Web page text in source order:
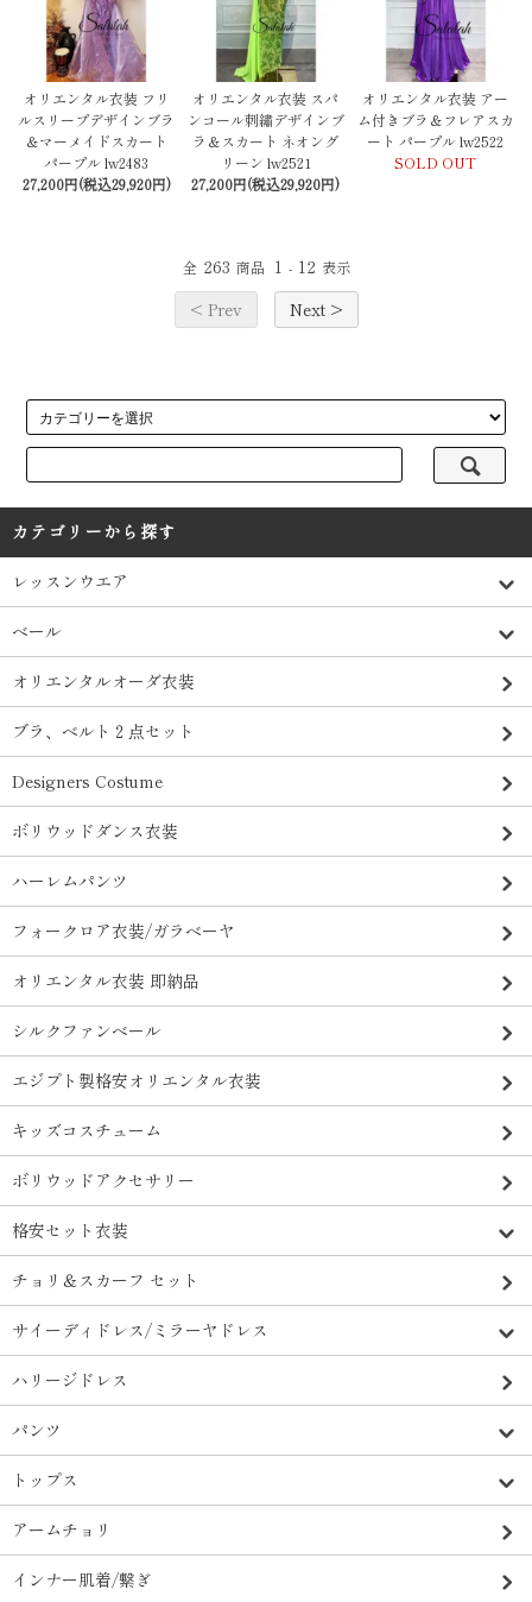
オリエンタル衣装 フリ
ルスリープデザインブラ
＆マーメイドスカート
パープル lw2483
27,200円(税込29,920円)
オリエンタル衣装 スパ
ンコール刺繡デザインブ
ラ＆スカート ネオング
リーン lw2521
27,200円(税込29,920円)
オリエンタル衣装 アー
ム付きブラ＆フレアスカ
ート パープル lw2522
SOLD OUT
全 263 商品 1 - 12 表示
< Prev Next >
カテゴリーから探す
レッスンウエア
ベール
オリエンタルオーダ衣装
ブラ、ベルト２点セット
Designers Costume
ボリウッドダンス衣装
ハーレムパンツ
フォークロア衣装/ガラベーヤ
オリエンタル衣装 即納品
シルクファンベール
エジプト製格安オリエンタル衣装
キッズコスチューム
ボリウッドアクセサリー
格安セット衣装
チョリ＆スカーフ セット
サイーディドレス/ミラーヤドレス
ハリージドレス
パンツ
トップス
アームチョリ
インナー肌着/繋ぎ